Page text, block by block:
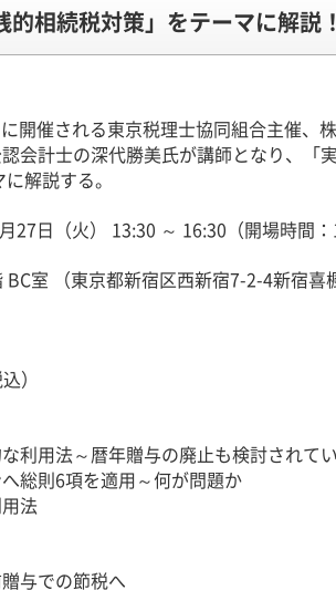
相続税対策」をテーマに解説！
開催される東京税理士協同組合主催、
会計士の深代勝美氏が講師となり、
解説する。
27日（火） 13:30 ～ 16:30（開場時間：
室 （東京都新宿区西新宿7-2-4新宿喜
）
利用法～暦年贈与の廃止も検討されて
総則6項を適用～何が問題か
法
与での節税へ